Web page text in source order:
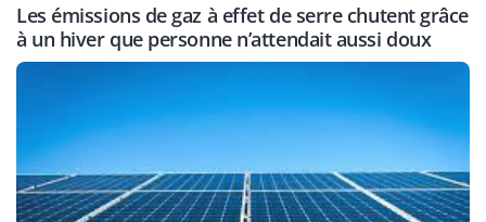
Les émissions de gaz à effet de serre chutent grâce
à un hiver que personne n’attendait aussi doux